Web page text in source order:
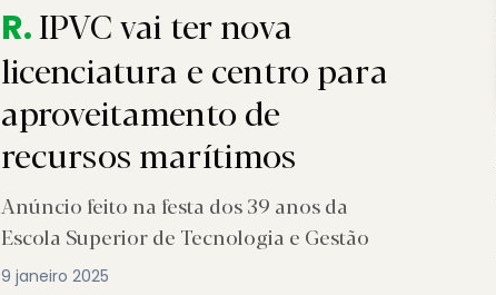
R.IPVC vai ter nova
licenciatura e centro para
aproveitamento de
recursos marítimos
Anúncio feito na festa dos 39 anos da
Escola Superior de Tecnologia e Gestão
9 janeiro 2025